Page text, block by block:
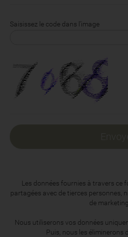
Saisissez le code dans l'image
Les données fournies à travers ce
partagées avec de tierces personnes,
de marketing.
Nous utiliserons vos données
Puis, nous les éliminerons